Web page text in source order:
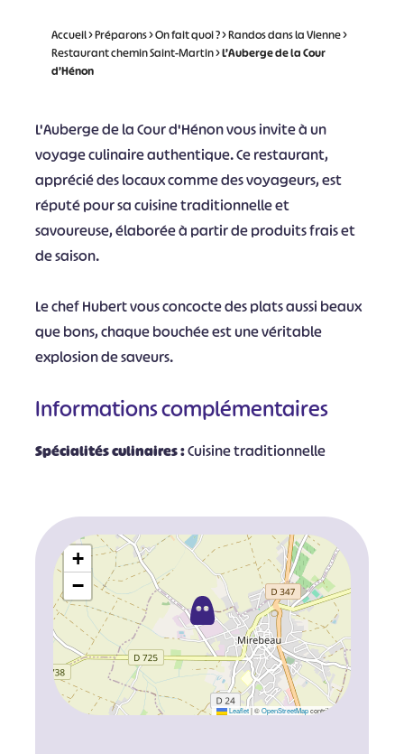
Accueil>Préparons>On fait quoi ?>Randos dans la Vienne>
Restaurant chemin Saint-Martin>L’Auberge de la Cour
d’Hénon
L'Auberge de la Cour d'Hénon vous invite à un
voyage culinaire authentique. Ce restaurant,
apprécié des locaux comme des voyageurs, est
réputé pour sa cuisine traditionnelle et
savoureuse, élaborée à partir de produits frais et
de saison.
Le chef Hubert vous concocte des plats aussi beaux
que bons, chaque bouchée est une véritable
explosion de saveurs.
Informations complémentaires
Spécialités culinaires :Cuisine traditionnelle
+
−
Leaflet |©OpenStreetMapcontributors